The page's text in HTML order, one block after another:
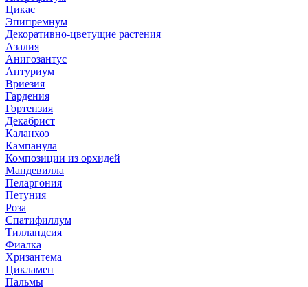
Цикас
Эпипремнум
Декоративно-цветущие растения
Азалия
Анигозантус
Антуриум
Вриезия
Гардения
Гортензия
Декабрист
Каланхоэ
Кампанула
Композиции из орхидей
Мандевилла
Пеларгония
Петуния
Роза
Спатифиллум
Тилландсия
Фиалка
Хризантема
Цикламен
Пальмы